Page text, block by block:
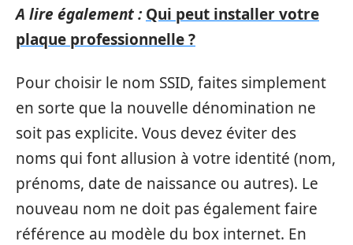
A lire également : Qui peut installer votre
plaque professionnelle ?
Pour choisir le nom SSID, faites simplement
en sorte que la nouvelle dénomination ne
soit pas explicite. Vous devez éviter des
noms qui font allusion à votre identité (nom,
prénoms, date de naissance ou autres). Le
nouveau nom ne doit pas également faire
référence au modèle du box internet. En